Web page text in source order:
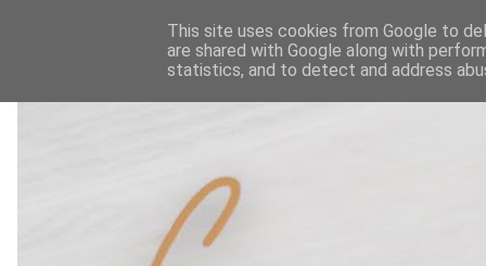
This site uses cookies from Google to
are shared with Google along with
statistics, and to detect and address